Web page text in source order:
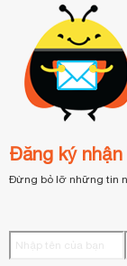
Đăng ký
Đừng bỏ lỡ những tin